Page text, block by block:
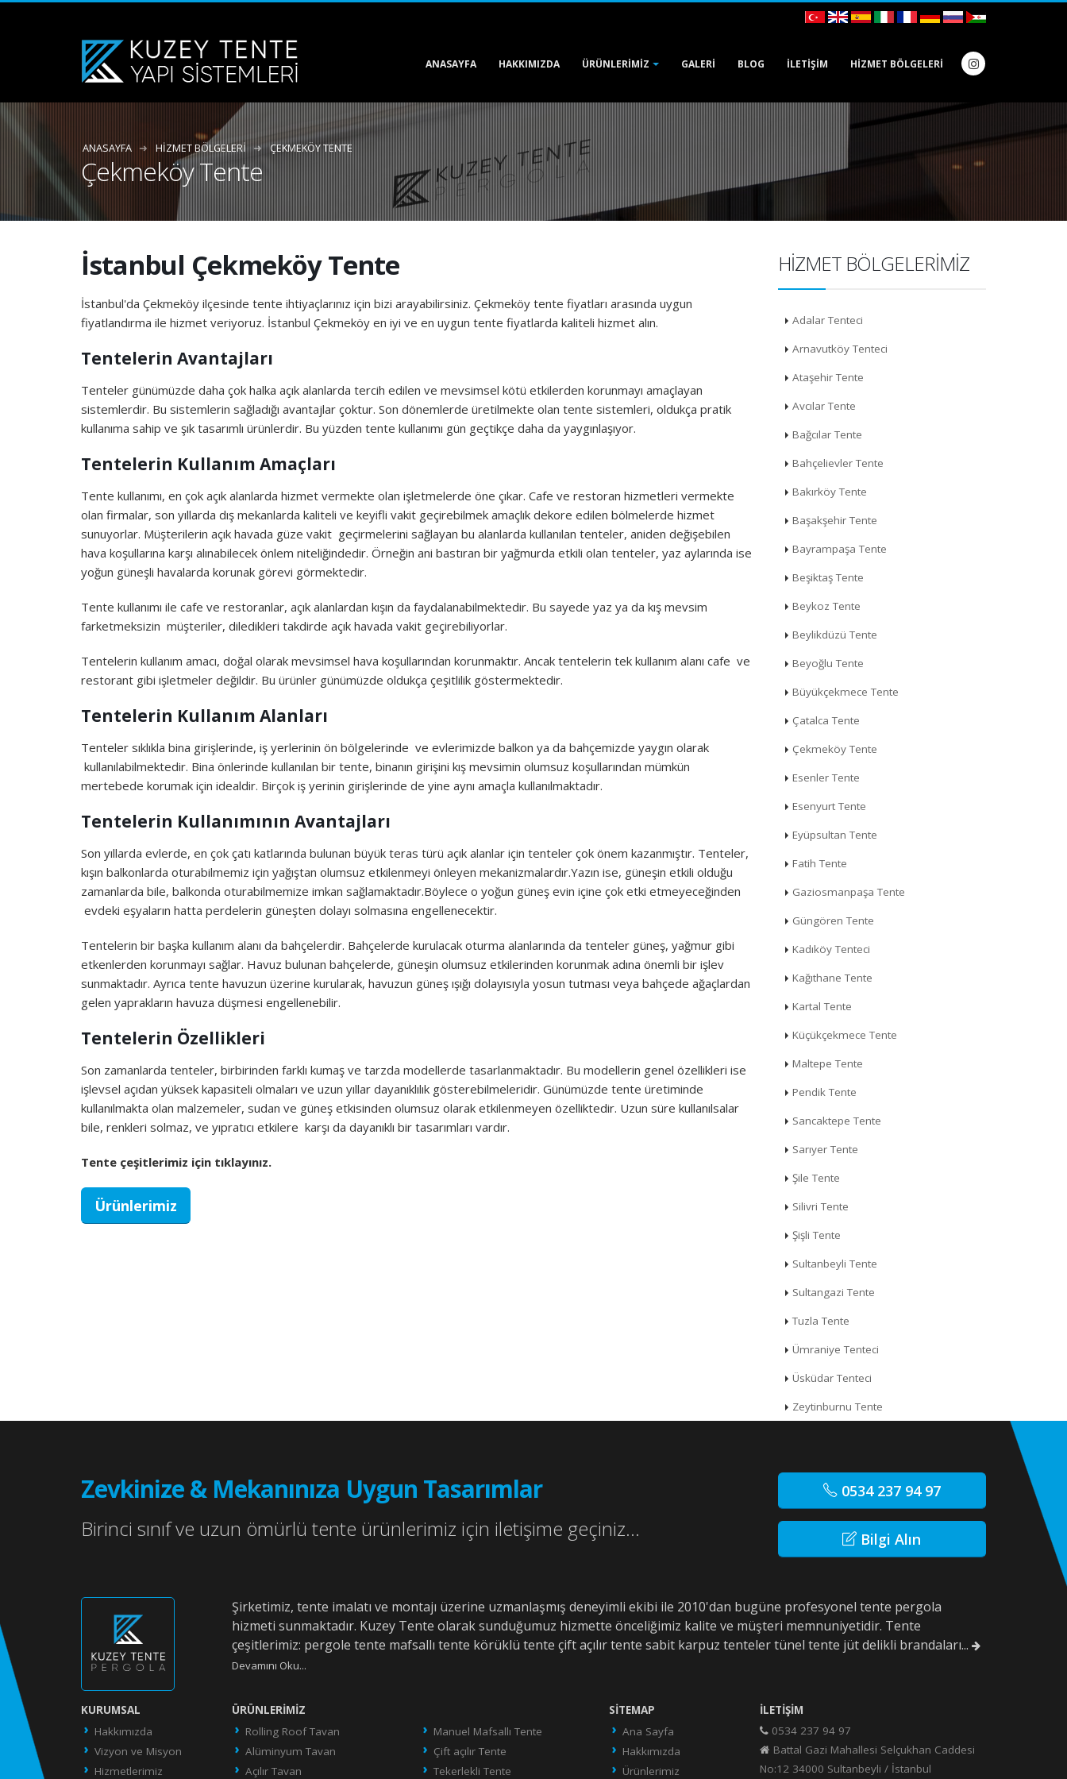
ANASAYFA HAKKIMIZDA ÜRÜNLERIMIZ GALERI BLOG İLETIŞIM HIZMET BÖLGELERI
ANASAYFA HIZMET BÖLGELERI ÇEKMEKÖY TENTE
Çekmeköy Tente
İstanbul Çekmeköy Tente
İstanbul'da Çekmeköy ilçesinde tente ihtiyaçlarınız için bizi arayabilirsiniz. Çekmeköy tente fiyatları arasında uygun
fiyatlandırma ile hizmet veriyoruz. İstanbul Çekmeköy en iyi ve en uygun tente fiyatlarda kaliteli hizmet alın.
Tentelerin Avantajları
Tenteler günümüzde daha çok halka açık alanlarda tercih edilen ve mevsimsel kötü etkilerden korunmayı amaçlayan
sistemlerdir. Bu sistemlerin sağladığı avantajlar çoktur. Son dönemlerde üretilmekte olan tente sistemleri, oldukça pratik
kullanıma sahip ve şık tasarımlı ürünlerdir. Bu yüzden tente kullanımı gün geçtikçe daha da yaygınlaşıyor.
Tentelerin Kullanım Amaçları
Tente kullanımı, en çok açık alanlarda hizmet vermekte olan işletmelerde öne çıkar. Cafe ve restoran hizmetleri vermekte
olan firmalar, son yıllarda dış mekanlarda kaliteli ve keyifli vakit geçirebilmek amaçlık dekore edilen bölmelerde hizmet
sunuyorlar. Müşterilerin açık havada güze vakit geçirmelerini sağlayan bu alanlarda kullanılan tenteler, aniden değişebilen
hava koşullarına karşı alınabilecek önlem niteliğindedir. Örneğin ani bastıran bir yağmurda etkili olan tenteler, yaz aylarında ise
yoğun güneşli havalarda korunak görevi görmektedir.
Tente kullanımı ile cafe ve restoranlar, açık alanlardan kışın da faydalanabilmektedir. Bu sayede yaz ya da kış mevsim
farketmeksizin müşteriler, diledikleri takdirde açık havada vakit geçirebiliyorlar.
Tentelerin kullanım amacı, doğal olarak mevsimsel hava koşullarından korunmaktır. Ancak tentelerin tek kullanım alanı cafe ve
restorant gibi işletmeler değildir. Bu ürünler günümüzde oldukça çeşitlilik göstermektedir.
Tentelerin Kullanım Alanları
Tenteler sıklıkla bina girişlerinde, iş yerlerinin ön bölgelerinde ve evlerimizde balkon ya da bahçemizde yaygın olarak
kullanılabilmektedir. Bina önlerinde kullanılan bir tente, binanın girişini kış mevsimin olumsuz koşullarından mümkün
mertebede korumak için idealdir. Birçok iş yerinin girişlerinde de yine aynı amaçla kullanılmaktadır.
Tentelerin Kullanımının Avantajları
Son yıllarda evlerde, en çok çatı katlarında bulunan büyük teras türü açık alanlar için tenteler çok önem kazanmıştır. Tenteler,
kışın balkonlarda oturabilmemiz için yağıştan olumsuz etkilenmeyi önleyen mekanizmalardır.Yazın ise, güneşin etkili olduğu
zamanlarda bile, balkonda oturabilmemize imkan sağlamaktadır.Böylece o yoğun güneş evin içine çok etki etmeyeceğinden
evdeki eşyaların hatta perdelerin güneşten dolayı solmasına engellenecektir.
Tentelerin bir başka kullanım alanı da bahçelerdir. Bahçelerde kurulacak oturma alanlarında da tenteler güneş, yağmur gibi
etkenlerden korunmayı sağlar. Havuz bulunan bahçelerde, güneşin olumsuz etkilerinden korunmak adına önemli bir işlev
sunmaktadır. Ayrıca tente havuzun üzerine kurularak, havuzun güneş ışığı dolayısıyla yosun tutması veya bahçede ağaçlardan
gelen yaprakların havuza düşmesi engellenebilir.
Tentelerin Özellikleri
Son zamanlarda tenteler, birbirinden farklı kumaş ve tarzda modellerde tasarlanmaktadır. Bu modellerin genel özellikleri ise
işlevsel açıdan yüksek kapasiteli olmaları ve uzun yıllar dayanıklılık gösterebilmeleridir. Günümüzde tente üretiminde
kullanılmakta olan malzemeler, sudan ve güneş etkisinden olumsuz olarak etkilenmeyen özelliktedir. Uzun süre kullanılsalar
bile, renkleri solmaz, ve yıpratıcı etkilere karşı da dayanıklı bir tasarımları vardır.
Tente çeşitlerimiz için tıklayınız.
Ürünlerimiz
HIZMET BÖLGELERIMIZ
Adalar Tenteci
Arnavutköy Tenteci
Ataşehir Tente
Avcılar Tente
Bağcılar Tente
Bahçelievler Tente
Bakırköy Tente
Başakşehir Tente
Bayrampaşa Tente
Beşiktaş Tente
Beykoz Tente
Beylikdüzü Tente
Beyoğlu Tente
Büyükçekmece Tente
Çatalca Tente
Çekmeköy Tente
Esenler Tente
Esenyurt Tente
Eyüpsultan Tente
Fatih Tente
Gaziosmanpaşa Tente
Güngören Tente
Kadıköy Tenteci
Kağıthane Tente
Kartal Tente
Küçükçekmece Tente
Maltepe Tente
Pendik Tente
Sancaktepe Tente
Sarıyer Tente
Şile Tente
Silivri Tente
Şişli Tente
Sultanbeyli Tente
Sultangazi Tente
Tuzla Tente
Ümraniye Tenteci
Üsküdar Tenteci
Zeytinburnu Tente
Zevkinize & Mekanınıza Uygun Tasarımlar
Birinci sınıf ve uzun ömürlü tente ürünlerimiz için iletişime geçiniz...
0534 237 94 97
Bilgi Alın
Şirketimiz, tente imalatı ve montajı üzerine uzmanlaşmış deneyimli ekibi ile 2010'dan bugüne profesyonel tente pergola
hizmeti sunmaktadır. Kuzey Tente olarak sunduğumuz hizmette önceliğimiz kalite ve müşteri memnuniyetidir. Tente
çeşitlerimiz: pergole tente mafsallı tente körüklü tente çift açılır tente sabit karpuz tenteler tünel tente jüt delikli brandaları...
Devamını Oku...
KURUMSAL
Hakkımızda
Vizyon ve Misyon
Hizmetlerimiz
ÜRÜNLERIMIZ
Rolling Roof Tavan
Alüminyum Tavan
Açılır Tavan
Manuel Mafsallı Tente
Çift açılır Tente
Tekerlekli Tente
SITEMAP
Ana Sayfa
Hakkımızda
Ürünlerimiz
İLETIŞIM
0534 237 94 97
Battal Gazi Mahallesi Selçukhan Caddesi
No:12 34000 Sultanbeyli / İstanbul